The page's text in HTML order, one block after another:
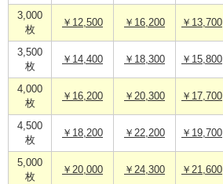
3,000
枚
￥12,500 ￥16,200 ￥13,700
3,500
枚
￥14,400 ￥18,300 ￥15,800
4,000
枚
￥16,200 ￥20,300 ￥17,700
4,500
枚
￥18,200 ￥22,200 ￥19,700
5,000
枚
￥20,000 ￥24,300 ￥21,600